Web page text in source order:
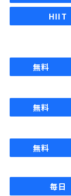
HIIT
無料
無料
無料
毎日